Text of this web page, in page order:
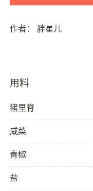
作者： 胖星儿
用料
猪里脊
咸菜
青椒
盐